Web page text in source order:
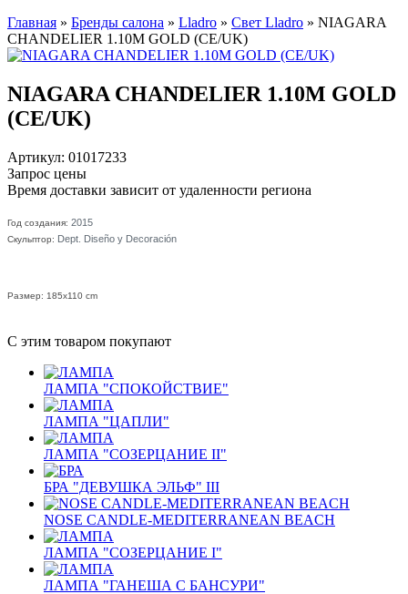
Главная » Бренды салона » Lladro » Свет Lladro » NIAGARA
CHANDELIER 1.10M GOLD (CE/UK)
NIAGARA CHANDELIER 1.10M GOLD
(CE/UK)
Артикул: 01017233
Запрос цены
Время доставки зависит от удаленности региона
Год создания: 2015
Скульптор: Dept. Diseño y Decoración
Размер: 185x110 cm
С этим товаром покупают
ЛАМПА "СПОКОЙСТВИЕ"
ЛАМПА "ЦАПЛИ"
ЛАМПА "СОЗЕРЦАНИЕ II"
БРА "ДЕВУШКА ЭЛЬФ" III
NOSE CANDLE-MEDITERRANEAN BEACH
ЛАМПА "СОЗЕРЦАНИЕ I"
ЛАМПА "ГАНЕША С БАНСУРИ"